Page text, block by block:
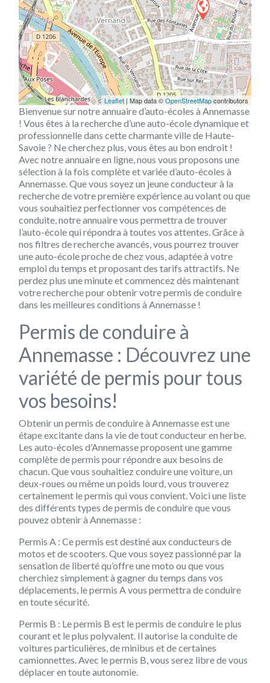
Leaflet | Map data ©OpenStreetMapcontributors
Bienvenue sur notre annuaire d’auto-écoles à Annemasse
! Vous êtes à la recherche d’une auto-école dynamique et
professionnelle dans cette charmante ville de Haute-
Savoie ? Ne cherchez plus, vous êtes au bon endroit !
Avec notre annuaire en ligne, nous vous proposons une
sélection à la fois complète et variée d’auto-écoles à
Annemasse. Que vous soyez un jeune conducteur à la
recherche de votre première expérience au volant ou que
vous souhaitiez perfectionner vos compétences de
conduite, notre annuaire vous permettra de trouver
l’auto-école qui répondra à toutes vos attentes. Grâce à
nos filtres de recherche avancés, vous pourrez trouver
une auto-école proche de chez vous, adaptée à votre
emploi du temps et proposant des tarifs attractifs. Ne
perdez plus une minute et commencez dès maintenant
votre recherche pour obtenir votre permis de conduire
dans les meilleures conditions à Annemasse !
Permis de conduire à
Annemasse : Découvrez une
variété de permis pour tous
vos besoins!
Obtenir un permis de conduire à Annemasse est une
étape excitante dans la vie de tout conducteur en herbe.
Les auto-écoles d’Annemasse proposent une gamme
complète de permis pour répondre aux besoins de
chacun. Que vous souhaitiez conduire une voiture, un
deux-roues ou même un poids lourd, vous trouverez
certainement le permis qui vous convient. Voici une liste
des différents types de permis de conduire que vous
pouvez obtenir à Annemasse :
Permis A : Ce permis est destiné aux conducteurs de
motos et de scooters. Que vous soyez passionné par la
sensation de liberté qu’offre une moto ou que vous
cherchiez simplement à gagner du temps dans vos
déplacements, le permis A vous permettra de conduire
en toute sécurité.
Permis B : Le permis B est le permis de conduire le plus
courant et le plus polyvalent. Il autorise la conduite de
voitures particulières, de minibus et de certaines
camionnettes. Avec le permis B, vous serez libre de vous
déplacer en toute autonomie.